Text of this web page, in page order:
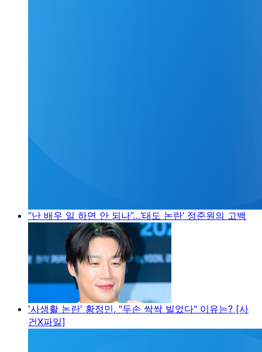
“난 배우 일 하면 안 되나”…‘태도 논란’ 정준원의 고백
'사생활 논란' 황정민, "두손 싹싹 빌었다" 이유는? [사
건X파일]